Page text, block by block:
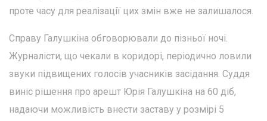
проте часу для реалізації цих змін вже не залишалося.
Справу Галушкіна обговорювали до пізньої ночі.
Журналісти, що чекали в коридорі, періодично ловили
звуки підвищених голосів учасників засідання. Суддя
виніс рішення про арешт Юрія Галушкіна на 60 діб,
надаючи можливість внести заставу у розмірі 5